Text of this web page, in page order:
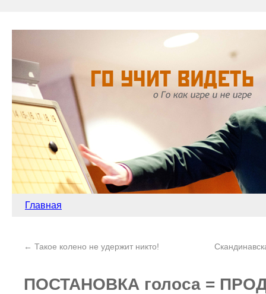
Главная
← Такое колено не удержит никто!
ПОСТАНОВКА голоса =